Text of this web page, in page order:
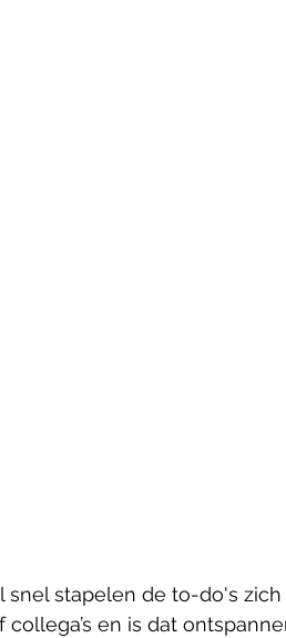
snel stapelen de to-do's
collega’s en is dat